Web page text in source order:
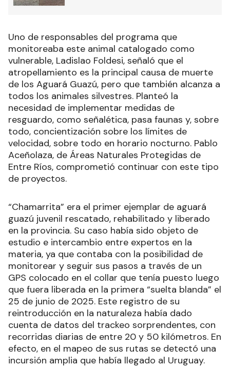
Uno de responsables del programa que
monitoreaba este animal catalogado como
vulnerable, Ladislao Foldesi, señaló que el
atropellamiento es la principal causa de muerte
de los Aguará Guazú, pero que también alcanza a
todos los animales silvestres. Planteó la
necesidad de implementar medidas de
resguardo, como señalética, pasa faunas y, sobre
todo, concientización sobre los límites de
velocidad, sobre todo en horario nocturno. Pablo
Aceñolaza, de Áreas Naturales Protegidas de
Entre Ríos, comprometió continuar con este tipo
de proyectos.
“Chamarrita” era el primer ejemplar de aguará
guazú juvenil rescatado, rehabilitado y liberado
en la provincia. Su caso había sido objeto de
estudio e intercambio entre expertos en la
materia, ya que contaba con la posibilidad de
monitorear y seguir sus pasos a través de un
GPS colocado en el collar que tenía puesto luego
que fuera liberada en la primera “suelta blanda” el
25 de junio de 2025. Este registro de su
reintroducción en la naturaleza había dado
cuenta de datos del trackeo sorprendentes, con
recorridas diarias de entre 20 y 50 kilómetros. En
efecto, en el mapeo de sus rutas se detectó una
incursión amplia que había llegado al Uruguay.